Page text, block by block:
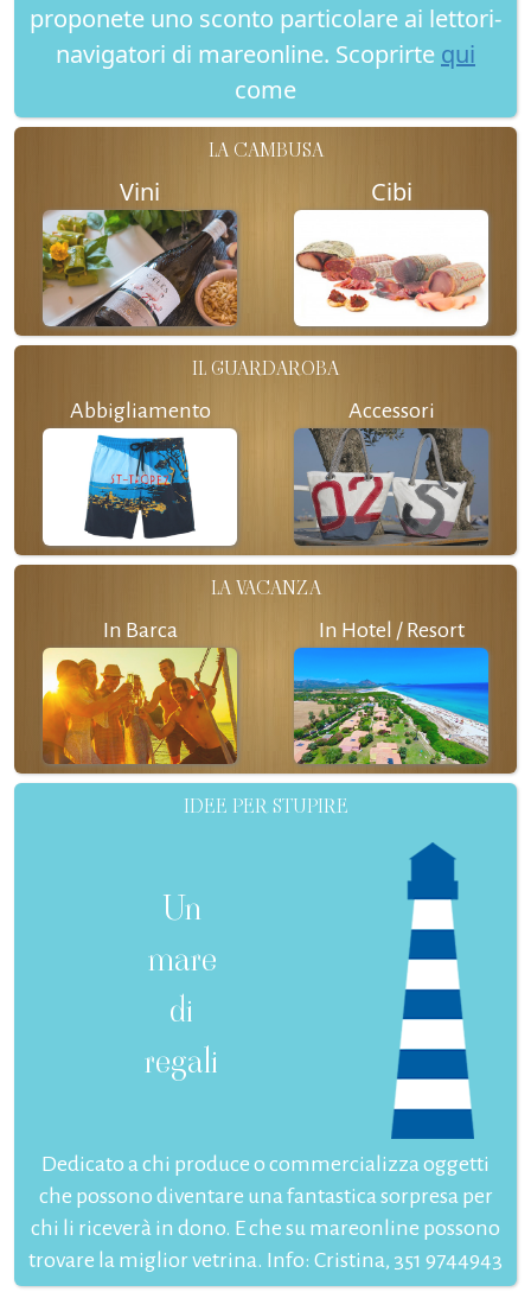
proponete uno sconto particolare ai lettori-
navigatori di mareonline. Scoprirte qui
come
LA CAMBUSA
Vini Cibi
IL GUARDAROBA
Abbigliamento Accessori
LA VACANZA
In Barca In Hotel / Resort
IDEE PER STUPIRE
Un
mare
di
regali
Dedicato a chi produce o commercializza oggetti
che possono diventare una fantastica sorpresa per
chi li riceverà in dono. E che su mareonline possono
trovare la miglior vetrina. Info: Cristina, 351 9744943